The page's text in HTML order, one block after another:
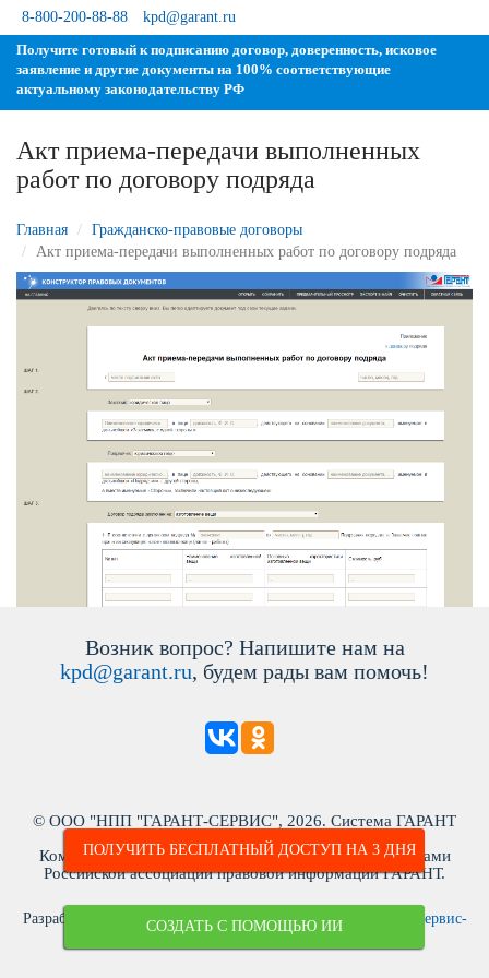
8-800-200-88-88
kpd@garant.ru
Получите готовый к подписанию договор, доверенность, исковое
заявление и другие документы на 100% соответствующие
актуальному законодательству РФ
Акт приема-передачи выполненных
работ по договору подряда
Главная
Гражданско-правовые договоры
Акт приема-передачи выполненных работ по договору подряда
ПОЛУЧИТЬ БЕСПЛАТНЫЙ ДОСТУП НА 3 ДНЯ
СОЗДАТЬ С ПОМОЩЬЮ ИИ
озник вопрос? Напишите нам на
kpd@garant.ru, будем рады вам помочь!
© ООО "НПП "ГАРАНТ-СЕРВИС", 2026. Система ГАРАНТ
ыпускается с 1990 года. ИНН: 7718013048
Компания "Гарант" и ее партнеры являются участниками
Российской ассоциации правовой информации ГАРАНТ.
Разработчик ЭПС Система ГАРАНТ – ООО «НПП «
Гарант-Сервис-
Университет»